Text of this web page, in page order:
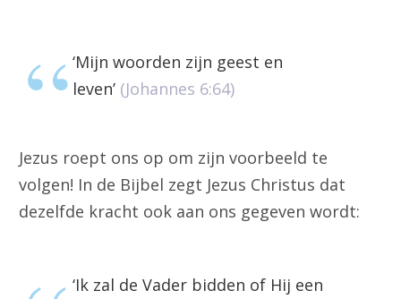
‘Mijn woorden zijn geest en
leven’ (Johannes 6:64)
Jezus roept ons op om zijn voorbeeld te
volgen! In de Bijbel zegt Jezus Christus dat
dezelfde kracht ook aan ons gegeven wordt:
‘Ik zal de Vader bidden of Hij een